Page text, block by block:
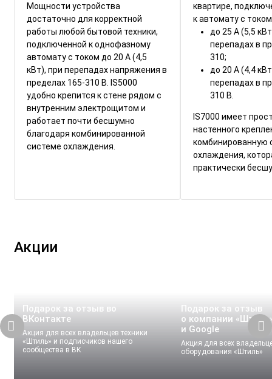
Мощности устройства
достаточно для корректной
работы любой бытовой техники,
подключенной к однофазному
автомату с током до 20 А (4,5
кВт), при перепадах напряжения в
пределах 165-310 В. IS5000
удобно крепится к стене рядом с
внутренним электрощитом и
работает почти бесшумно
благодаря комбинированной
системе охлаждения.
квартире,
к автомату с
до 25 А (5,5
перепадах в
310;
до 20 А (4,4
перепадах в
310 В.
IS7000 имеет
настенного
комбинированную
охлаждения,
практически
Акции
Подарок за отзыв во
ВКонтакте
Акция для всех владельцев техники
«Штиль» и подписчиков нашего
сообщества в ВК
Подарок за отзыв
о компании
и Google
Акция для всех
оборудования «Штиль»